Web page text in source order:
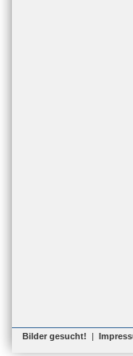
Bilder gesucht! |